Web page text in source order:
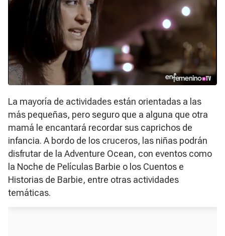
La mayoría de actividades están orientadas a las
más pequeñas, pero seguro que a alguna que otra
mamá le encantará recordar sus caprichos de
infancia. A bordo de los cruceros, las niñas podrán
disfrutar de la Adventure Ocean, con eventos como
la Noche de Películas Barbie o los Cuentos e
Historias de Barbie, entre otras actividades
temáticas.